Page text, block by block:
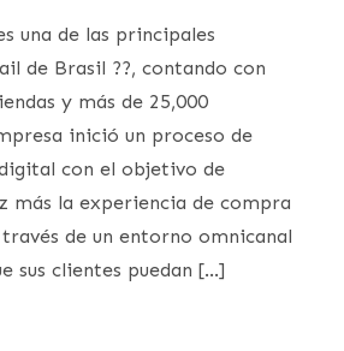
una de las principales
de Brasil ??, contando con
y más de 25,000
inició un proceso de
con el objetivo de
más la experiencia de compra
de un entorno omnicanal
sus clientes puedan […]